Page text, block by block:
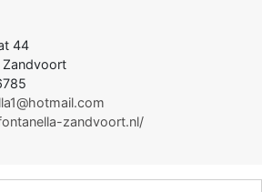
44
zandvoort.nl/